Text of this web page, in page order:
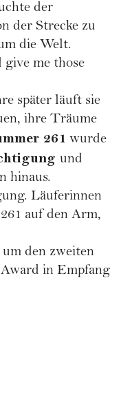
der
der Strecke zu
die Welt.
me those
später läuft sie
ihre Träume
261 wurde
und
hinaus.
Läuferinnen
auf den Arm,
den zweiten
in Empfang